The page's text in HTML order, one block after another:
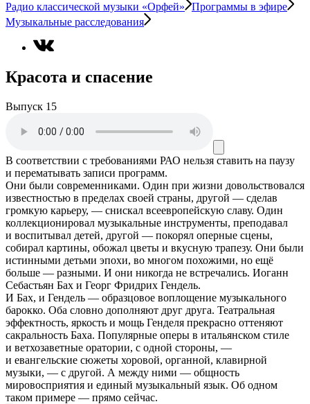
Радио классической музыки «Орфей»
Программы в эфире
Музыкальные расследования
Красота и спасение
Выпуск 15
В соответствии с требованиями РАО нельзя ставить на паузу
и перематывать записи программ.
Они были современниками. Один при жизни довольствовался
известностью в пределах своей страны, другой — сделав
громкую карьеру, — снискал всеевропейскую славу. Один
коллекционировал музыкальные инструменты, преподавал
и воспитывал детей, другой — покорял оперные сцены,
собирал картины, обожал цветы и вкусную трапезу. Они были
истинными детьми эпохи, во многом похожими, но ещё
больше — разными. И они никогда не встречались. Иоганн
Себастьян Бах и Георг Фридрих Гендель.
И Бах, и Гендель — образцовое воплощение музыкального
барокко. Оба словно дополняют друг друга. Театральная
эффектность, яркость и мощь Генделя прекрасно оттеняют
сакральность Баха. Популярные оперы в итальянском стиле
и ветхозаветные оратории, с одной стороны, —
и евангельские сюжеты хоровой, органной, клавирной
музыки, — с другой. А между ними — общность
мировосприятия и единый музыкальный язык. Об одном
таком примере — прямо сейчас.